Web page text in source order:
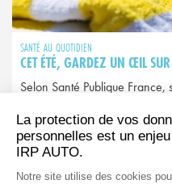
SANTÉ AU QUOTIDIEN
CET ÉTÉ, GARDEZ UN ŒIL
Selon Santé Publique
lunettes de soleil pour se
quand on sait que les UV
yeux.